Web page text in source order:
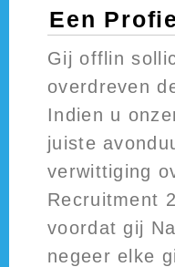
Een
Gij offlin
overdreven
Indien u
juiste
verwittiging
Recruitment
voordat gij
negeer elke